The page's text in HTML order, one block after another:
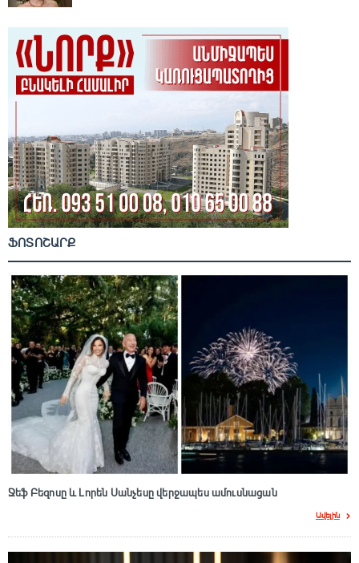
ՖՈՏՈՇԱՐՔ
Ջեֆ Բեզոսը և Լորեն Սանչեսը վերջապես ամուսնացան
Ավելին